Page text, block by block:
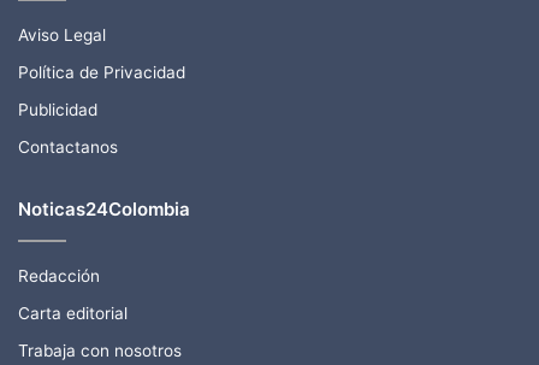
Aviso Legal
Política de Privacidad
Publicidad
Contactanos
Noticas24Colombia
Redacción
Carta editorial
Trabaja con nosotros